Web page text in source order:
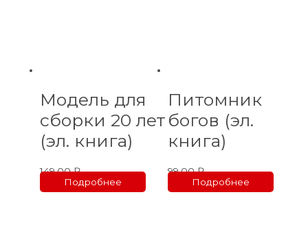
Модель для
сборки 20 лет
(эл. книга)
149,00₽
Подробнее
Питомник
богов (эл.
книга)
99,00₽
Подробнее